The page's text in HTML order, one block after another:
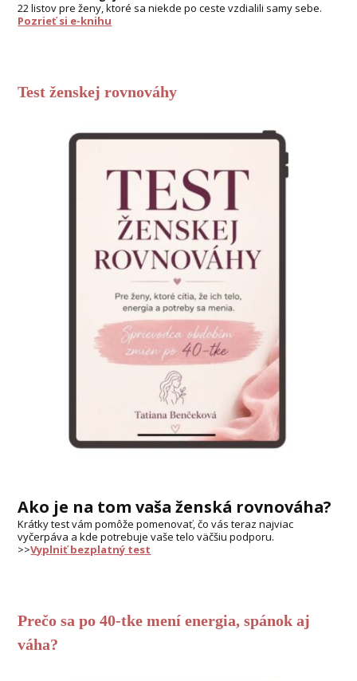
22 listov pre ženy, ktoré sa niekde po ceste vzdialili samy sebe.
Pozrieť si e-knihu
Test ženskej rovnováhy
Ako je na tom vaša ženská rovnováha?
Krátky test vám pomôže pomenovať, čo vás teraz najviac
vyčerpáva a kde potrebuje vaše telo väčšiu podporu.
>>Vyplniť bezplatný test
Prečo sa po 40-tke mení energia, spánok aj
váha?